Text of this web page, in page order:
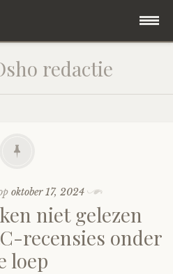
redactie
oktober 17, 2024
niet gelezen
recensies onder
loep